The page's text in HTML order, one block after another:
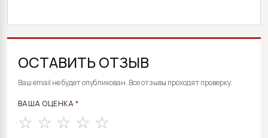
ОСТАВИТЬ ОТЗЫВ
Ваш email не будет опубликован. Все отзывы проходят проверку.
ВАША ОЦЕНКА*
ALTERNATIVE: